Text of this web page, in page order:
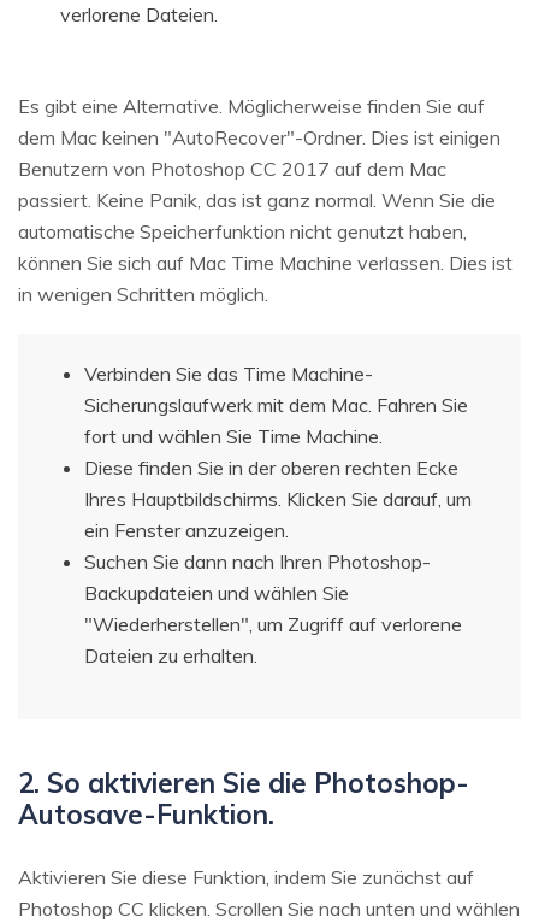
verlorene Dateien.
Es gibt eine Alternative. Möglicherweise finden Sie auf
dem Mac keinen "AutoRecover"-Ordner. Dies ist einigen
Benutzern von Photoshop CC 2017 auf dem Mac
passiert. Keine Panik, das ist ganz normal. Wenn Sie die
automatische Speicherfunktion nicht genutzt haben,
können Sie sich auf Mac Time Machine verlassen. Dies ist
in wenigen Schritten möglich.
Verbinden Sie das Time Machine-
Sicherungslaufwerk mit dem Mac. Fahren Sie
fort und wählen Sie Time Machine.
Diese finden Sie in der oberen rechten Ecke
Ihres Hauptbildschirms. Klicken Sie darauf, um
ein Fenster anzuzeigen.
Suchen Sie dann nach Ihren Photoshop-
Backupdateien und wählen Sie
"Wiederherstellen", um Zugriff auf verlorene
Dateien zu erhalten.
2. So aktivieren Sie die Photoshop-
Autosave-Funktion.
Aktivieren Sie diese Funktion, indem Sie zunächst auf
Photoshop CC klicken. Scrollen Sie nach unten und wählen